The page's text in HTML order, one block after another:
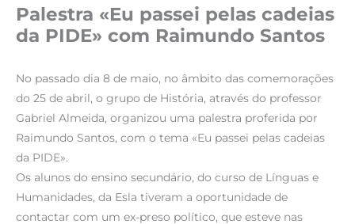
Palestra «Eu passei pelas cadeias
da PIDE» com Raimundo Santos
No passado dia 8 de maio, no âmbito das comemorações
do 25 de abril, o grupo de História, através do professor
Gabriel Almeida, organizou uma palestra proferida por
Raimundo Santos, com o tema «Eu passei pelas cadeias
da PIDE».
Os alunos do ensino secundário, do curso de Línguas e
Humanidades, da Esla tiveram a oportunidade de
contactar com um ex-preso político, que esteve nas